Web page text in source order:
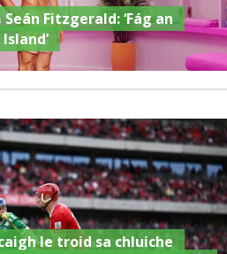
Fitzgerald: ‘Fág an
le troid sa chluiche